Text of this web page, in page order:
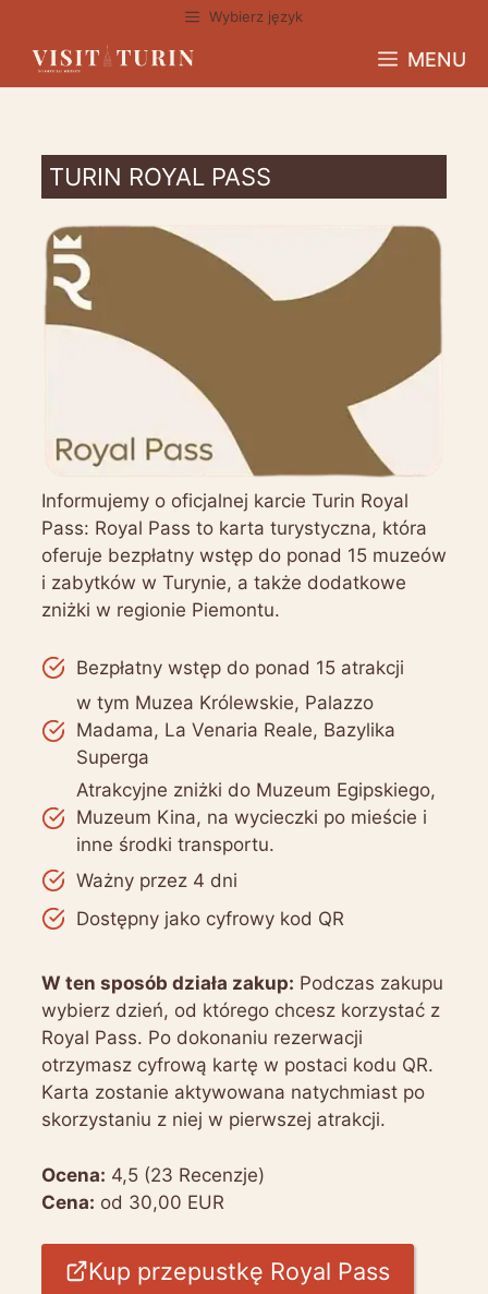
treści
Wybierz język
MENU
TURIN ROYAL PASS
Informujemy o oficjalnej karcie Turin Royal
Pass: Royal Pass to karta turystyczna, która
oferuje bezpłatny wstęp do ponad 15 muzeów
i zabytków w Turynie, a także dodatkowe
zniżki w regionie Piemontu.
Bezpłatny wstęp do ponad 15 atrakcji
w tym Muzea Królewskie, Palazzo
Madama, La Venaria Reale, Bazylika
Superga
Atrakcyjne zniżki do Muzeum Egipskiego,
Muzeum Kina, na wycieczki po mieście i
inne środki transportu.
Ważny przez 4 dni
Dostępny jako cyfrowy kod QR
W ten sposób działa zakup: Podczas zakupu
wybierz dzień, od którego chcesz korzystać z
Royal Pass. Po dokonaniu rezerwacji
otrzymasz cyfrową kartę w postaci kodu QR.
Karta zostanie aktywowana natychmiast po
skorzystaniu z niej w pierwszej atrakcji.
Ocena: 4,5 (23 Recenzje)
Cena: od 30,00 EUR
Kup przepustkę Royal Pass